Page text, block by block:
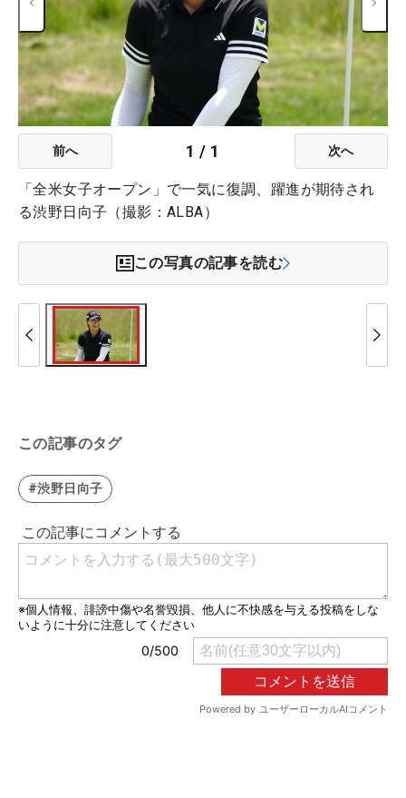
前へ 1 / 1 次へ
「全米女子オープン」で一気に復調、躍進が期待され
る渋野日向子（撮影：ALBA）
この写真の記事を読む
この記事のタグ
#渋野日向子